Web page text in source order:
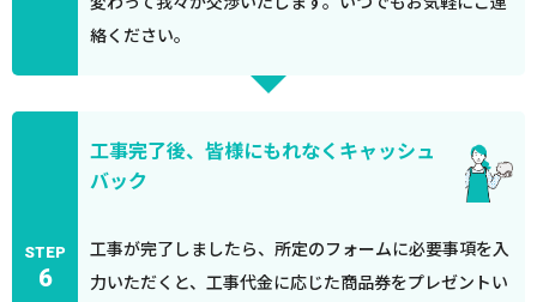
絡ください。
STEP
6
工事完了後、皆様にもれなくキャッシュ
バック
工事が完了しましたら、所定のフォームに必要事項を入
力いただくと、工事代金に応じた商品券をプレゼントい